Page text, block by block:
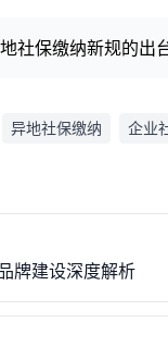
社保缴纳新规的出
异地社保缴纳 企业
牌建设深度解析